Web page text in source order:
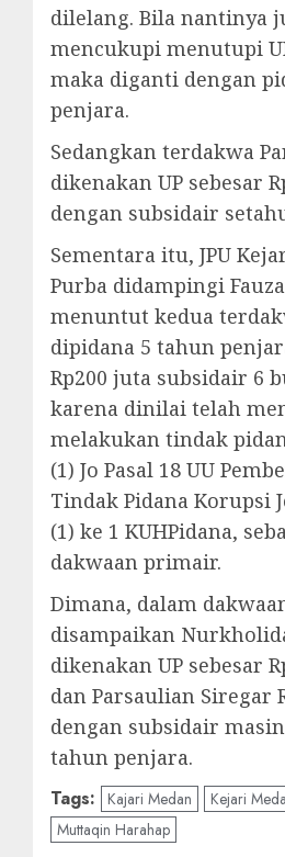
dilelang. Bila nantinya
mencukupi menutupi
maka diganti dengan
penjara.
Sedangkan terdakwa
dikenakan UP sebesar
dengan subsidair
Sementara itu, JPU
Purba didampingi
menuntut kedua
dipidana 5 tahun
Rp200 juta subsidair 6
karena dinilai telah
melakukan tindak
(1) Jo Pasal 18 UU
Tindak Pidana Korupsi
(1) ke 1 KUHPidana,
dakwaan primair.
Dimana, dalam
disampaikan
dikenakan UP sebesar
dan Parsaulian Siregar
dengan subsidair
tahun penjara.
Tags: Kajari Medan Kejari
Muttaqin Harahap